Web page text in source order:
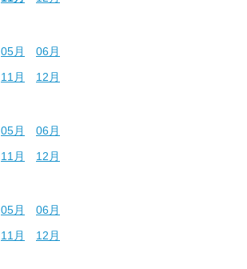
05月
06月
11月 12月
05月
06月
11月 12月
05月
06月
11月 12月